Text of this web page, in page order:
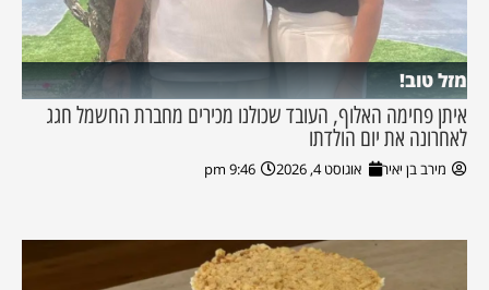
מזל טוב!
איתן פחימה האלוף, העובד שכולנו מכירים מחברת החשמל חגג
לאחרונה את יום הולדתו
מירב בן יאיר אוגוסט 4, 2026 9:46 pm